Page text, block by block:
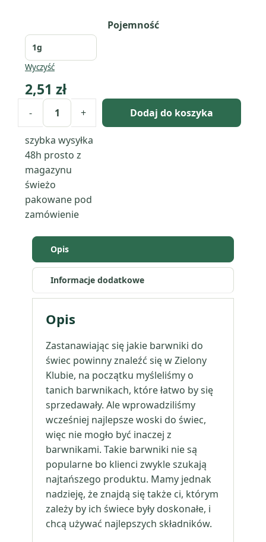
Pojemność
Wyczyść
2,51 zł
- + Dodaj do koszyka
szybka wysyłka
48h prosto z
magazynu
świeżo
pakowane pod
zamówienie
Opis
Informacje dodatkowe
Opis
Zastanawiając się jakie barwniki do
świec powinny znaleźć się w Zielony
Klubie, na początku myśleliśmy o
tanich barwnikach, które łatwo by się
sprzedawały. Ale wprowadziliśmy
wcześniej najlepsze woski do świec,
więc nie mogło być inaczej z
barwnikami. Takie barwniki nie są
popularne bo klienci zwykle szukają
najtańszego produktu. Mamy jednak
nadzieję, że znajdą się także ci, którym
zależy by ich świece były doskonałe, i
chcą używać najlepszych składników.